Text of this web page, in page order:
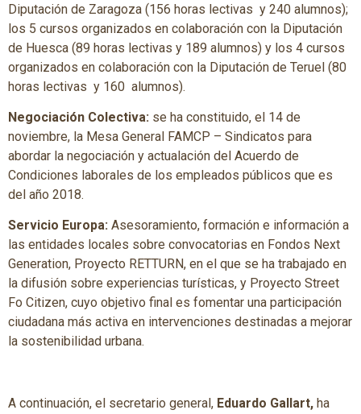
Diputación de Zaragoza (156 horas lectivas y 240 alumnos);
los 5 cursos organizados en colaboración con la Diputación
de Huesca (89 horas lectivas y 189 alumnos) y los 4 cursos
organizados en colaboración con la Diputación de Teruel (80
horas lectivas y 160 alumnos).
Negociación Colectiva: se ha constituido, el 14 de
noviembre, la Mesa General FAMCP – Sindicatos para
abordar la negociación y actualación del Acuerdo de
Condiciones laborales de los empleados públicos que es
del año 2018.
Servicio Europa: Asesoramiento, formación e información a
las entidades locales sobre convocatorias en Fondos Next
Generation, Proyecto RETTURN, en el que se ha trabajado en
la difusión sobre experiencias turísticas, y Proyecto Street
Fo Citizen, cuyo objetivo final es fomentar una participación
ciudadana más activa en intervenciones destinadas a mejorar
la sostenibilidad urbana.
A continuación, el secretario general, Eduardo Gallart, ha